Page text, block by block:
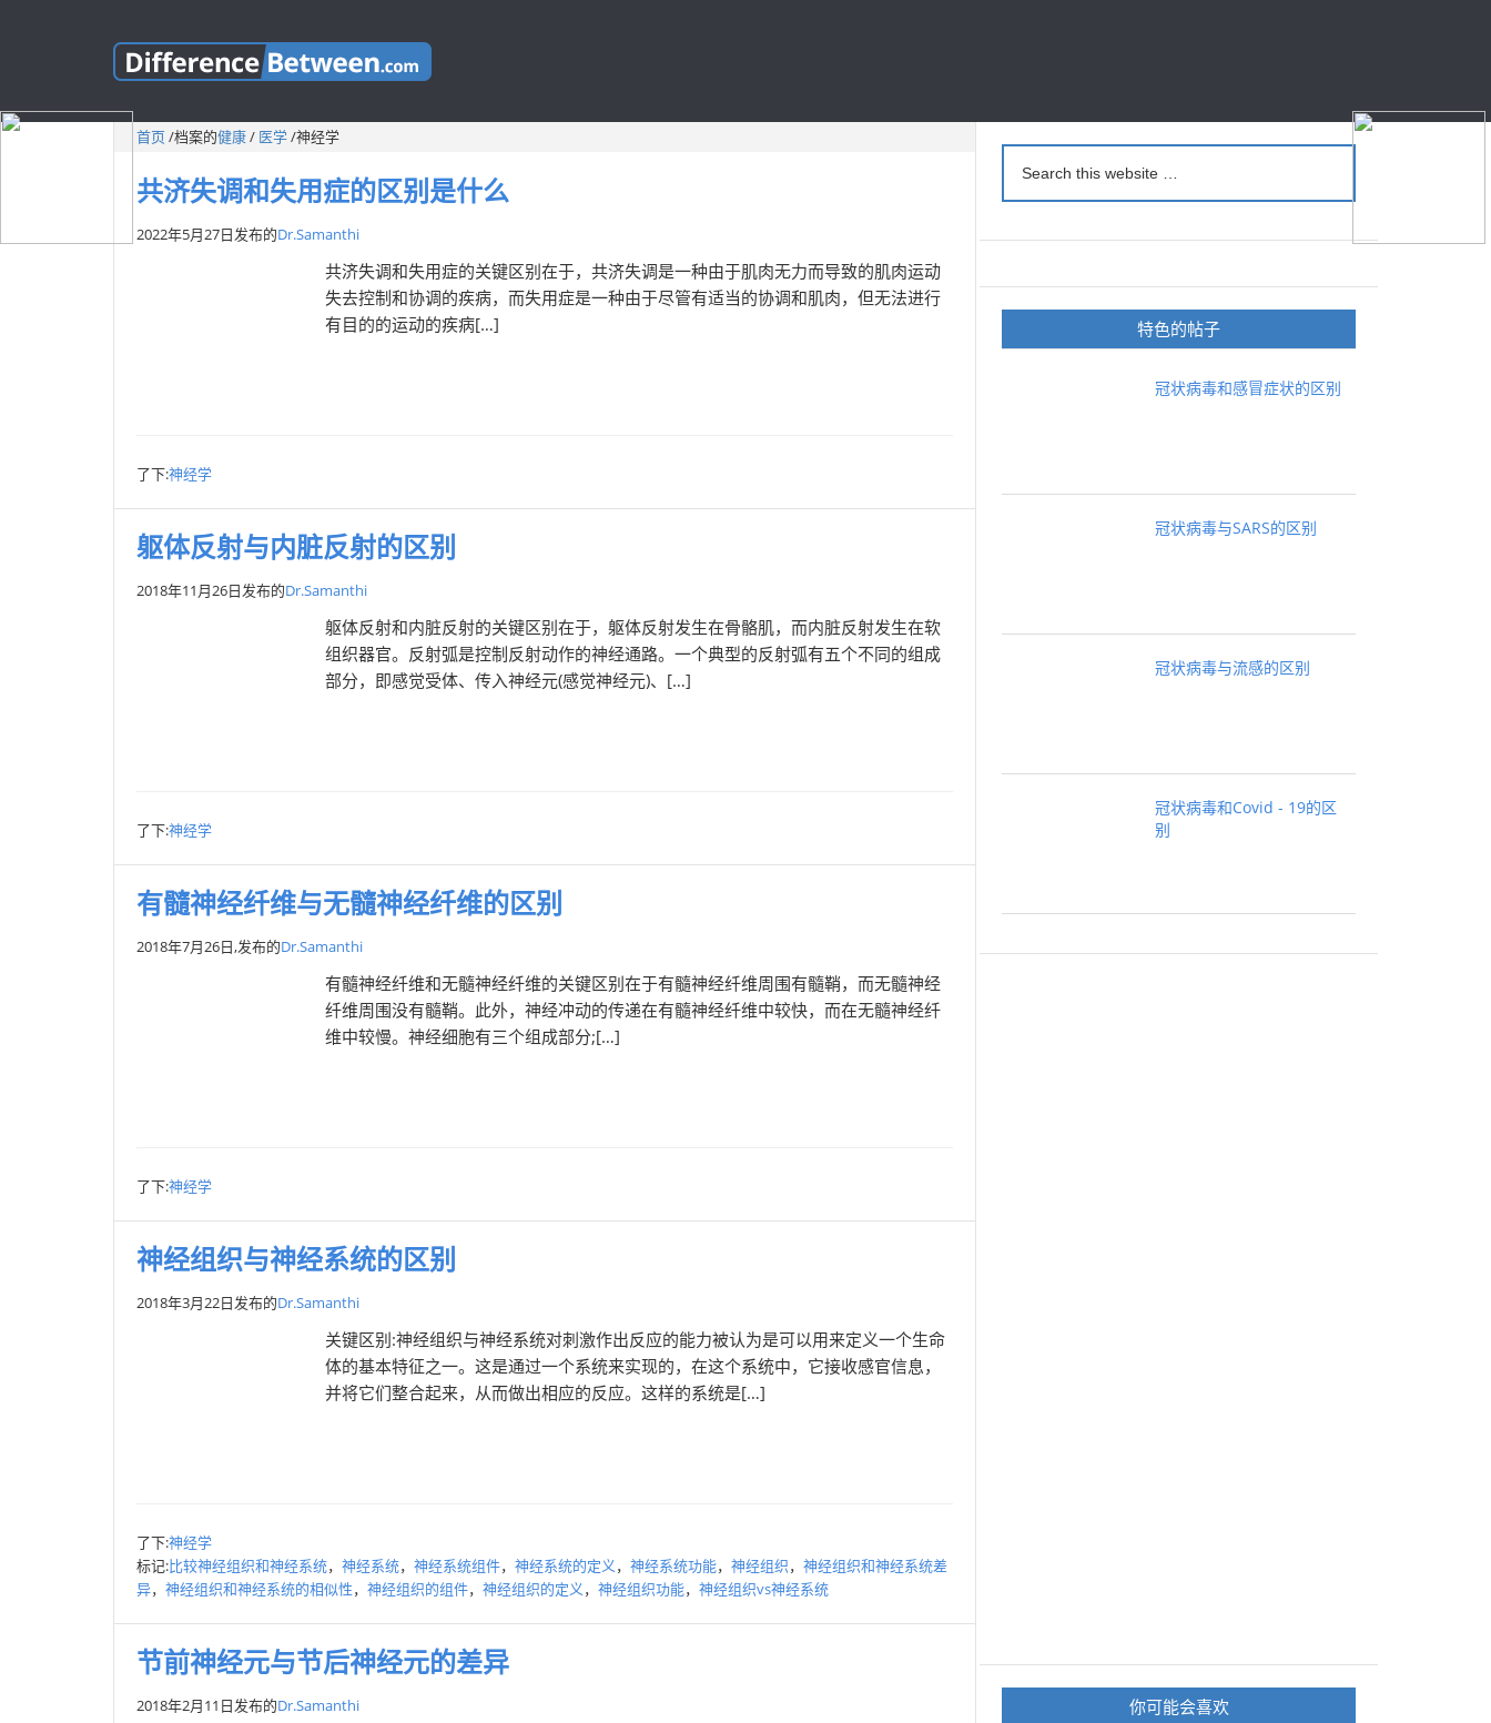
首页/档案的健康/ 医学/神经学
共济失调和失用症的区别是什么
2022年5月27日发布的Dr.Samanthi
共济失调和失用症的关键区别在于，共济失调是一种由于肌肉无力而导致的肌肉运动
失去控制和协调的疾病，而失用症是一种由于尽管有适当的协调和肌肉，但无法进行
有目的的运动的疾病[…]
了下:神经学
躯体反射与内脏反射的区别
2018年11月26日发布的Dr.Samanthi
躯体反射和内脏反射的关键区别在于，躯体反射发生在骨骼肌，而内脏反射发生在软
组织器官。反射弧是控制反射动作的神经通路。一个典型的反射弧有五个不同的组成
部分，即感觉受体、传入神经元(感觉神经元)、[…]
了下:神经学
有髓神经纤维与无髓神经纤维的区别
2018年7月26日,发布的Dr.Samanthi
有髓神经纤维和无髓神经纤维的关键区别在于有髓神经纤维周围有髓鞘，而无髓神经
纤维周围没有髓鞘。此外，神经冲动的传递在有髓神经纤维中较快，而在无髓神经纤
维中较慢。神经细胞有三个组成部分;[…]
了下:神经学
神经组织与神经系统的区别
2018年3月22日发布的Dr.Samanthi
关键区别:神经组织与神经系统对刺激作出反应的能力被认为是可以用来定义一个生命
体的基本特征之一。这是通过一个系统来实现的，在这个系统中，它接收感官信息，
并将它们整合起来，从而做出相应的反应。这样的系统是[…]
了下:神经学
标记:比较神经组织和神经系统， 神经系统， 神经系统组件， 神经系统的定义， 神经系统功能， 神经组织， 神经组织和神经系统差
异， 神经组织和神经系统的相似性， 神经组织的组件， 神经组织的定义， 神经组织功能， 神经组织vs神经系统
节前神经元与节后神经元的差异
2018年2月11日发布的Dr.Samanthi
特色的帖子
冠状病毒和感冒症状的区别
冠状病毒与SARS的区别
冠状病毒与流感的区别
冠状病毒和Covid - 19的区
别
你可能会喜欢